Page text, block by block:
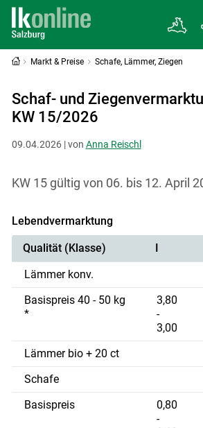
Markt & Preise Schafe, Lämmer, Ziegen
Schaf- und
KW 15/2026
09.04.2026 | von Anna Reischl
KW 15 gültig von 06. bis 12. April
Lebendvermarktung
Qualität (Klasse) I
Lämmer konv.
Basispreis 40 - 50 kg
*
3,80
-
3,00
Lämmer bio + 20 ct
Schafe
Basispreis
0,80
-